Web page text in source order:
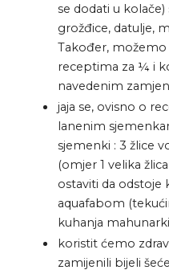
se dodati u
grožđice, datulje,
Također, možemo
receptima za ¼ i
navedenim
jaja se, ovisno o
lanenim
sjemenki : 3 žlice
(omjer 1 velika
ostaviti da odstoje
aquafabom
kuhanja
koristit ćemo
zamijenili bijeli